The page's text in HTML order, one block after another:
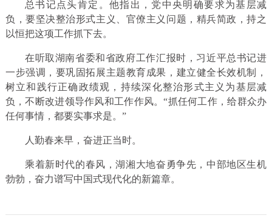
总书记点头肯定。他指出，党中央明确要求为基层减
负，要坚决整治形式主义、官僚主义问题，精兵简政，持之
以恒把这项工作抓下去。
在听取湖南省委和省政府工作汇报时，习近平总书记进
一步强调，要巩固拓展主题教育成果，建立健全长效机制，
树立和践行正确政绩观，持续深化整治形式主义为基层减
负，不断改进领导作风和工作作风。“抓任何工作，给群众办
任何事情，都要实事求是。”
人勤春来早，奋进正当时。
乘着新时代的春风，湖湘大地奋勇争先，中部地区生机
勃勃，奋力谱写中国式现代化的新篇章。